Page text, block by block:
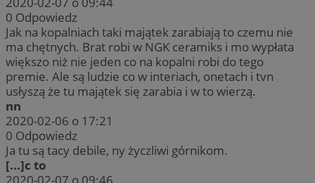
0 Odpowiedz
Jak na kopalniach taki majątek zarabiają to czemu nie
ma chętnych. Brat robi w NGK ceramiks i mo wypłata
większo niż nie jeden co na kopalni robi do tego
premie. Ale są ludzie co w interiach, onetach i tvn
usłyszą że tu majątek się zarabia i w to wierzą.
nn
2020-02-06 o 17:21
0 Odpowiedz
Ja tu są tacy debile, ny życzliwi górnikom.
[...]c to